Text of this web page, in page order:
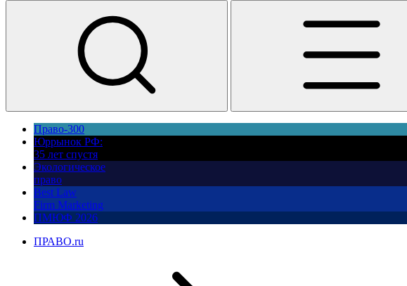
Право-300
Юррынок РФ:
35 лет спустя
Экологическое
право
Best Law
Firm Marketing
ПМЮФ 2026
ПРАВО.ru